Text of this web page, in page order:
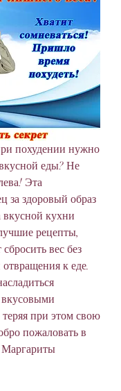
похудении нужно
еды? Не
Эта
за здоровый образ
кухни
рецепты,
вес без
к еде.
при этом свою
пожаловать в
Маргариты